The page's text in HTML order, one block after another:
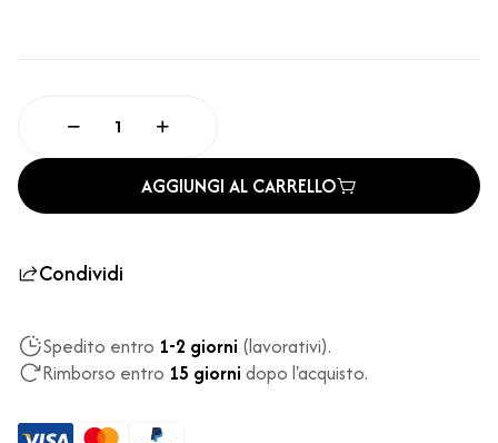
AGGIUNGI AL CARRELLO
Condividi
Spedito entro 1-2 giorni (lavorativi).
Rimborso entro 15 giorni dopo l'acquisto.